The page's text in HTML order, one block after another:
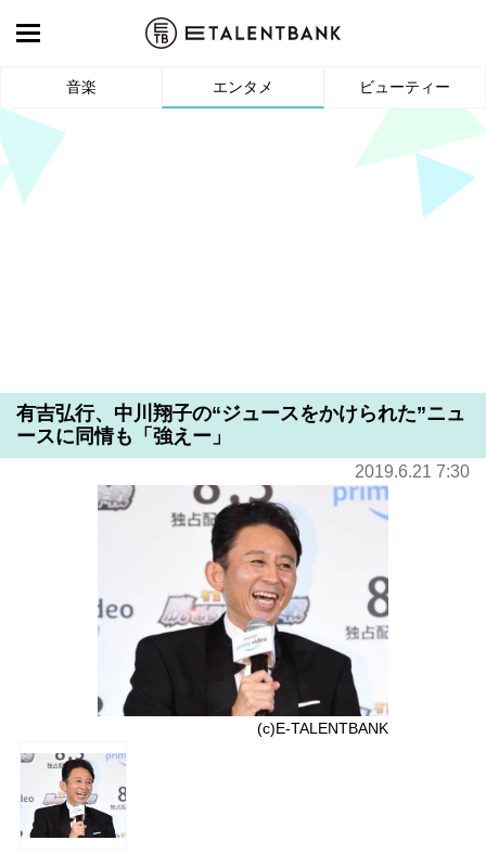
音楽 エンタメ ビューティー
有吉弘行、中川翔子の“ジュースをかけられた”ニュ
ースに同情も「強えー」
2019.6.21 7:30
(c)E-TALENTBANK